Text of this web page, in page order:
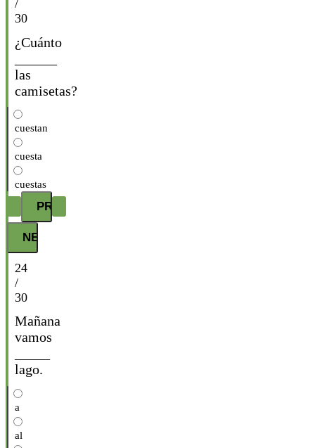
/
30
¿Cuánto
las
camisetas?
cuestan
cuesta
cuestas
24
/
30
Mañana
vamos
lago.
a
al